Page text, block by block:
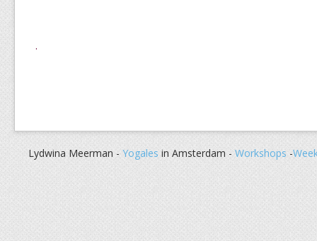
.
Lydwina Meerman - Yogales in Amsterdam - Workshops -